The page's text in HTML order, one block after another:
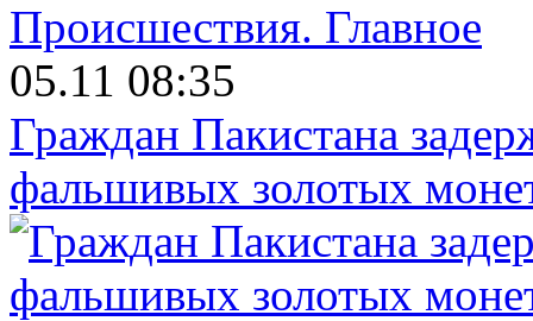
Происшествия. Главное
05.11 08:35
Граждан Пакистана
фальшивых золотых